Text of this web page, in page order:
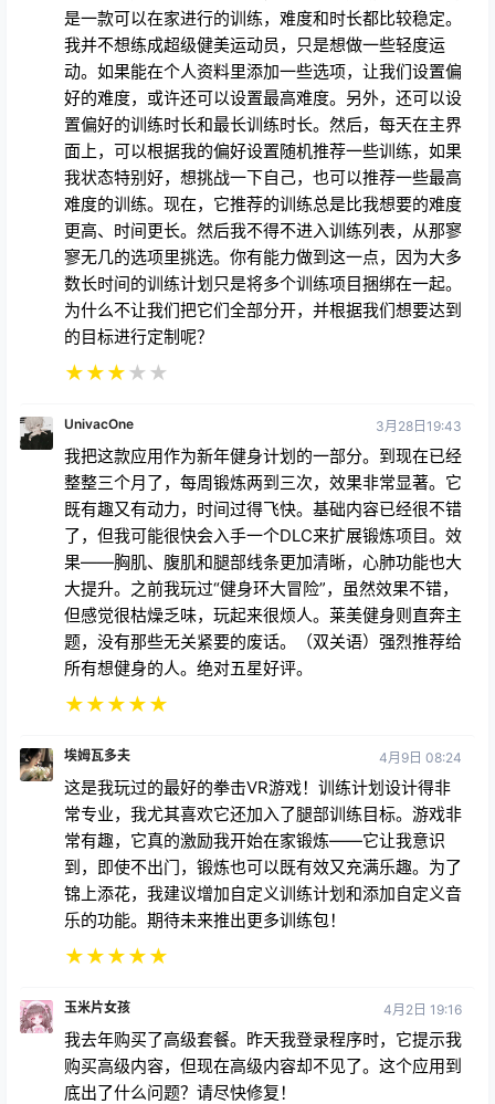
是一款可以在家进行的训练，难度和时长都比较稳定。
我并不想练成超级健美运动员，只是想做一些轻度运
动。如果能在个人资料里添加一些选项，让我们设置偏
好的难度，或许还可以设置最高难度。另外，还可以设
置偏好的训练时长和最长训练时长。然后，每天在主界
面上，可以根据我的偏好设置随机推荐一些训练，如果
我状态特别好，想挑战一下自己，也可以推荐一些最高
难度的训练。现在，它推荐的训练总是比我想要的难度
更高、时间更长。然后我不得不进入训练列表，从那寥
寥无几的选项里挑选。你有能力做到这一点，因为大多
数长时间的训练计划只是将多个训练项目捆绑在一起。
为什么不让我们把它们全部分开，并根据我们想要达到
的目标进行定制呢？
★★★★ ★
UnivacOne 3月28日19:43
我把这款应用作为新年健身计划的一部分。到现在已经
整整三个月了，每周锻炼两到三次，效果非常显著。它
既有趣又有动力，时间过得飞快。基础内容已经很不错
了，但我可能很快会入手一个DLC来扩展锻炼项目。效
果——胸肌、腹肌和腿部线条更加清晰，心肺功能也大
大提升。之前我玩过“健身环大冒险”，虽然效果不错，
但感觉很枯燥乏味，玩起来很烦人。莱美健身则直奔主
题，没有那些无关紧要的废话。（双关语）强烈推荐给
所有想健身的人。绝对五星好评。
★★★★★
埃姆瓦多夫 4月9日 08:24
这是我玩过的最好的拳击VR游戏！训练计划设计得非
常专业，我尤其喜欢它还加入了腿部训练目标。游戏非
常有趣，它真的激励我开始在家锻炼——它让我意识
到，即使不出门，锻炼也可以既有效又充满乐趣。为了
锦上添花，我建议增加自定义训练计划和添加自定义音
乐的功能。期待未来推出更多训练包！
★★★★★
玉米片女孩 4月2日 19:16
我去年购买了高级套餐。昨天我登录程序时，它提示我
购买高级内容，但现在高级内容却不见了。这个应用到
底出了什么问题？请尽快修复！